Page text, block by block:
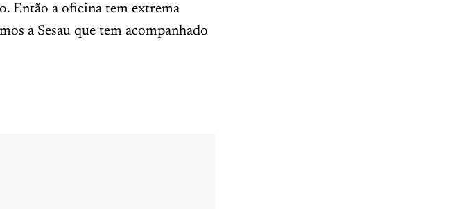
Então a oficina tem extrema
a Sesau que tem acompanhado